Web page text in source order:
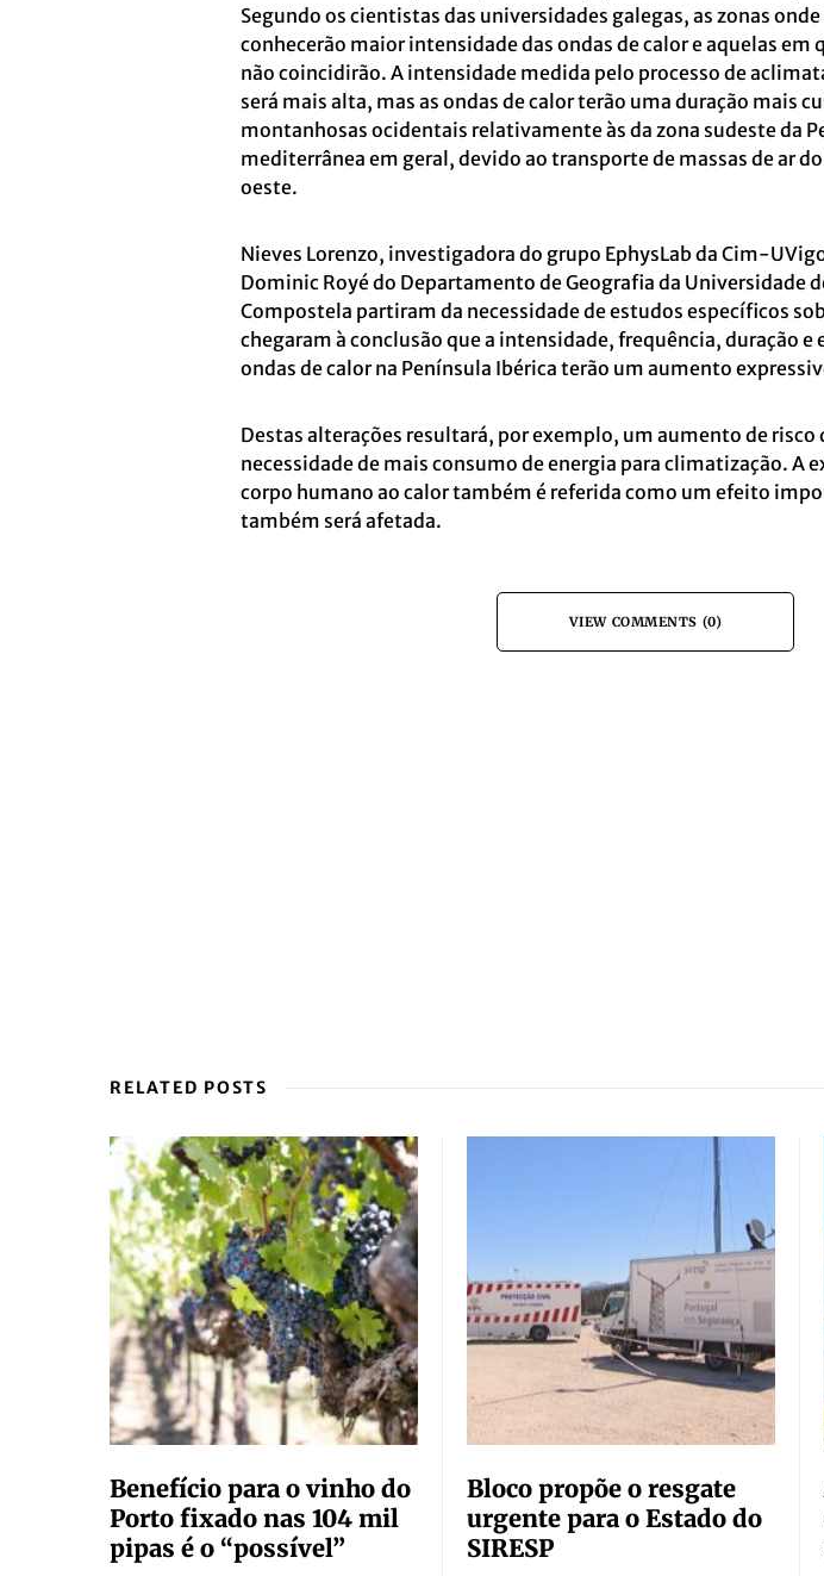
Segundo os cientistas das universidades galegas, as zonas
conhecerão maior intensidade das ondas de calor e aquelas em
não coincidirão. A intensidade medida pelo processo de
será mais alta, mas as ondas de calor terão uma duração mais
montanhosas ocidentais relativamente às da zona sudeste da
mediterrânea em geral, devido ao transporte de massas de ar
oeste.
Nieves Lorenzo, investigadora do grupo EphysLab da Cim-
Dominic Royé do Departamento de Geografia da Universidade
Compostela partiram da necessidade de estudos específicos
chegaram à conclusão que a intensidade, frequência, duração e
ondas de calor na Península Ibérica terão um aumento
Destas alterações resultará, por exemplo, um aumento de risco
necessidade de mais consumo de energia para climatização. A
corpo humano ao calor também é referida como um efeito
também será afetada.
VIEW COMMENTS (0)
RELATED POSTS
Benefício para o vinho do
Porto fixado nas 104 mil
pipas é o “possível”
Bloco propõe o resgate
urgente para o Estado do
SIRESP